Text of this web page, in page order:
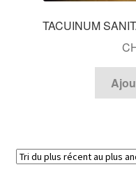
TACUINUM